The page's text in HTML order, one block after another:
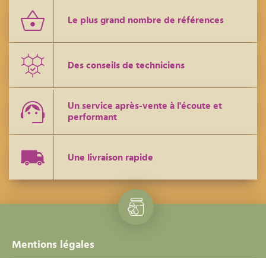
Le plus grand nombre de références
Des conseils de techniciens
Un service après-vente à l'écoute et
performant
Une livraison rapide
Mentions légales